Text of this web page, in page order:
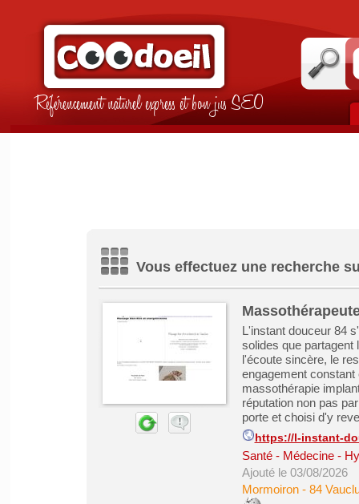
Référencement naturel express et bon jus SEO
Vous effectuez une recherche
L'instant douceur 84
solides que partagent
l'écoute sincère, le
engagement
massothérapie
réputation non pas
porte et choisi d'y
https://l-instant-
Santé - Médecine -
Ajouté le 03/08/2026
Mormoiron- 84